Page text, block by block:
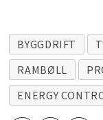
BYGGDRIFT
RAMBØLL
ENERGY